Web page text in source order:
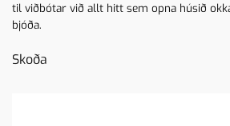
til viðbótar við allt hitt sem opna húsið
bjóða.
Skoða